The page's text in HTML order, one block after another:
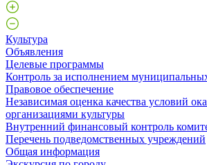
Культура
Объявления
Целевые программы
Контроль за исполнением
Правовое обеспечение
Независимая оценка качества условий
организациями культуры
Внутренний финансовый контроль
Перечень подведомственных учреждений
Общая информация